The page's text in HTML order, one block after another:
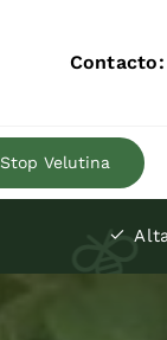
Contacto:
Stop Velutina